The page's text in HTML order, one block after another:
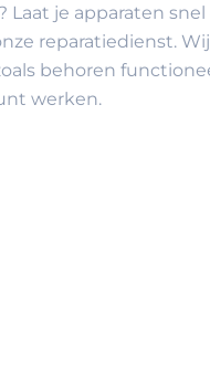
Laat je apparaten
reparatiedienst.
behoren
werken.